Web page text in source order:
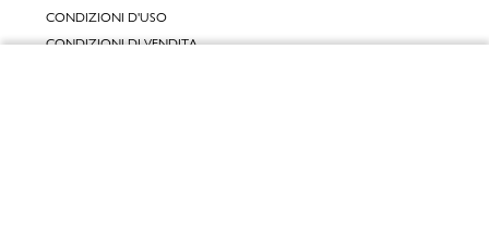
CONDIZIONI D'USO
CONDIZIONI DI VENDITA